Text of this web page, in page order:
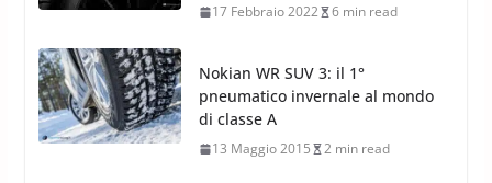
13 Maggio 2015 2 min read
Nokian WR SUV 3: nuovi
Pneumatici Invernali HP per
condizioni invernali difficili
23 Aprile 2013 9 min read